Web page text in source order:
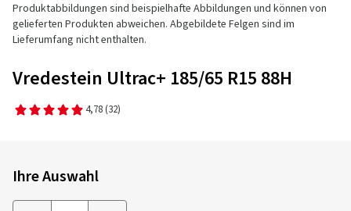
Produktabbildungen sind beispielhafte Abbildungen und können von
gelieferten Produkten abweichen. Abgebildete Felgen sind im
Lieferumfang nicht enthalten.
Vredestein Ultrac+ 185/65 R15 88H
4,78 (32)
Ihre Auswahl